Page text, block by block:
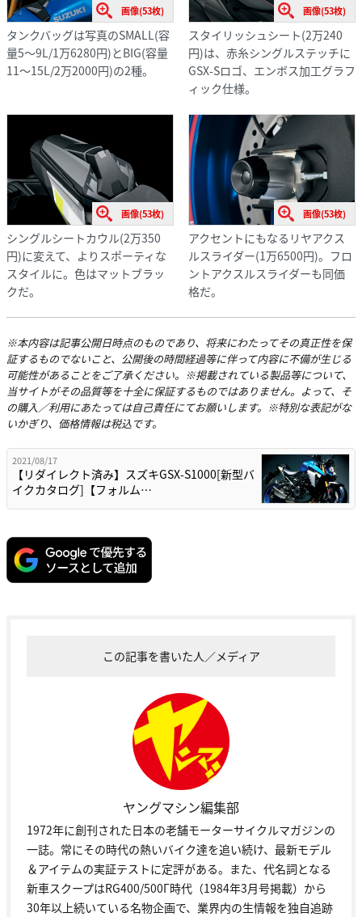
画像(53枚)
タンクバッグは写真のSMALL(容
量5～9L/1万6280円)とBIG(容量
11～15L/2万2000円)の2種。
画像(53枚)
スタイリッシュシート(2万240
円)は、赤糸シングルステッチに
GSX-Sロゴ、エンボス加工グラフ
ィック仕様。
画像(53枚)
シングルシートカウル(2万350
円)に変えて、よりスポーティな
スタイルに。色はマットブラッ
クだ。
画像(53枚)
アクセントにもなるリヤアクス
ルスライダー(1万6500円)。フロ
ントアクスルスライダーも同価
格だ。
※本内容は記事公開日時点のものであり、将来にわたってその真正性を保
証するものでないこと、公開後の時間経過等に伴って内容に不備が生じる
可能性があることをご了承ください。※掲載されている製品等について、
当サイトがその品質等を十全に保証するものではありません。よって、そ
の購入／利用にあたっては自己責任にてお願いします。※特別な表記がな
いかぎり、価格情報は税込です。
2021/08/17
【リダイレクト済み】スズキGSX-S1000[新型バ
イクカタログ]【フォルム…
この記事を書いた人／メディア
ヤングマシン編集部
1972年に創刊された日本の老舗モーターサイクルマガジンの
一誌。常にその時代の熱いバイク達を追い続け、最新モデル
＆アイテムの実証テストに定評がある。また、代名詞となる
新車スクープはRG400/500Γ時代（1984年3月号掲載）から
30年以上続いている名物企画で、業界内の生情報を独自追跡